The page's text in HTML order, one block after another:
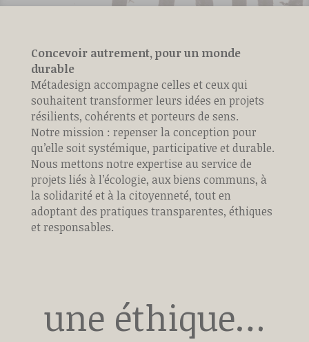
Concevoir autrement, pour un monde
durable
Métadesign accompagne celles et ceux qui
souhaitent transformer leurs idées en projets
résilients, cohérents et porteurs de sens.
Notre mission : repenser la conception pour
qu’elle soit systémique, participative et durable.
Nous mettons notre expertise au service de
projets liés à l’écologie, aux biens communs, à
la solidarité et à la citoyenneté, tout en
adoptant des pratiques transparentes, éthiques
et responsables.
une éthique…